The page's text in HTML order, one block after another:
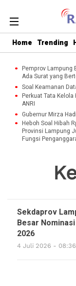
Home Trending
Pemprov Lampung
Ada Surat yang
Soal Keamanan
Perkuat Tata
ANRI
Gubernur Mirza
Heboh Soal Hibah
Provinsi Lampung
Fungsi
Sekdaprov
Besar
2026
4 Juli 2026 -